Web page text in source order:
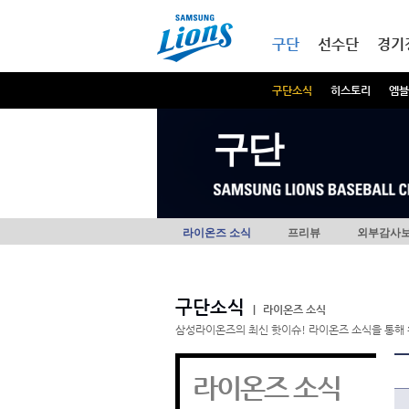
구단
구단소식 히스토리 엠
선수단 경기
구단
라이온즈 소식 프리뷰 외부감사
구단소식
라이온즈 소식
삼성라이온즈의 최신 핫이슈! 라이온즈 소식을 통해
라이온즈 소식